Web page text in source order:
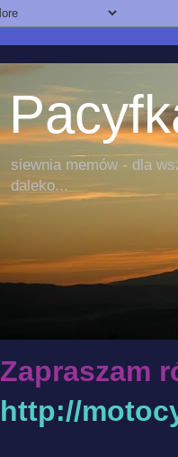
siewnia memów - dla
daleko...
Zapraszam
http://